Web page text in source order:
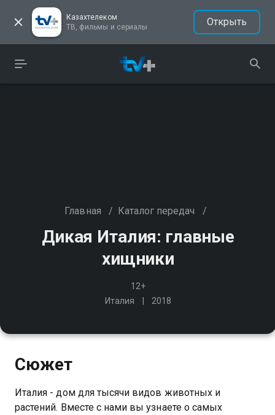
Казахтелеком
ТВ, фильмы и сериалы
Открыть
Главная / Каталог передач /
Дикая Италия: главные
хищники
12+
Италия
2018
Сюжет
Италия - дом для тысячи видов животных и
растений. Вместе с нами вы узнаете о самых